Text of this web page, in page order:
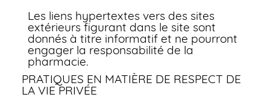
Les liens hypertextes vers des sites
extérieurs figurant dans le site sont
donnés à titre informatif et ne pourront
engager la responsabilité de la
pharmacie.
PRATIQUES EN MATIÈRE DE RESPECT DE
LA VIE PRIVÉE